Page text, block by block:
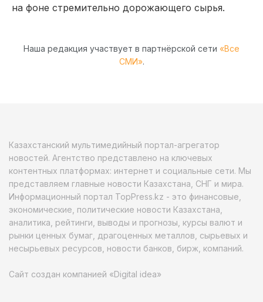
на фоне стремительно дорожающего сырья.
Наша редакция участвует в партнёрской сети «Все
СМИ».
Казахстанский мультимедийный портал-агрегатор
новостей. Агентство представлено на ключевых
контентных платформах: интернет и социальные сети. Мы
представляем главные новости Казахстана, СНГ и мира.
Информационный портал TopPress.kz - это финансовые,
экономические, политические новости Казахстана,
аналитика, рейтинги, выводы и прогнозы, курсы валют и
рынки ценных бумаг, драгоценных металлов, сырьевых и
несырьевых ресурсов, новости банков, бирж, компаний.
Сайт создан компанией «Digital idea»